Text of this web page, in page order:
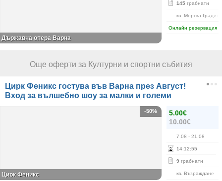
145 грабнати
кв. Морска Градина
Онлайн резервация
Държавна опера Варна
Още оферти за Културни и спортни събития
Цирк Феникс гостува във Варна през Август!
Вход за вълшебно шоу за малки и големи
5.00€
10.00€
7.08 - 21.08
14:12:55
9 грабнати
кв. Възраждане
-50%
Цирк Феникс